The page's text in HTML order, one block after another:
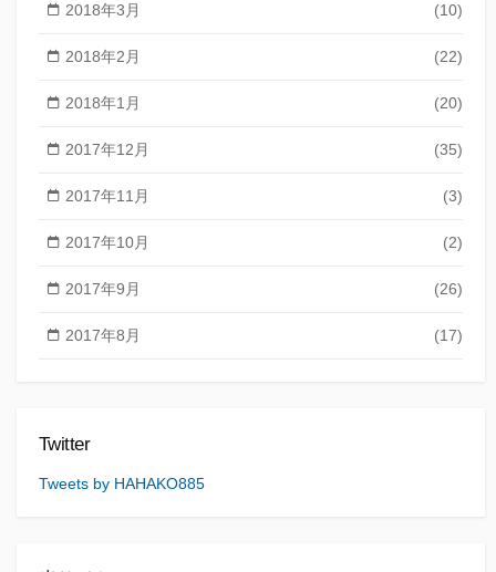
2018年3月 (10)
2018年2月 (22)
2018年1月 (20)
2017年12月 (35)
2017年11月 (3)
2017年10月 (2)
2017年9月 (26)
2017年8月 (17)
Twitter
Tweets by HAHAKO885